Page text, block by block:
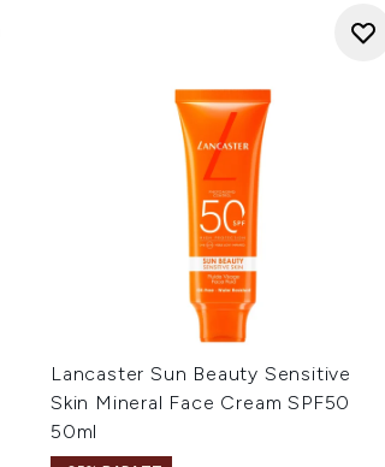
Lancaster Sun Beauty Sensitive
Skin Mineral Face Cream SPF50
50ml